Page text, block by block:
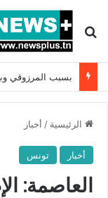
بحث عن
الرئيسية / أخبار
أخبار تونس
العاصمة: